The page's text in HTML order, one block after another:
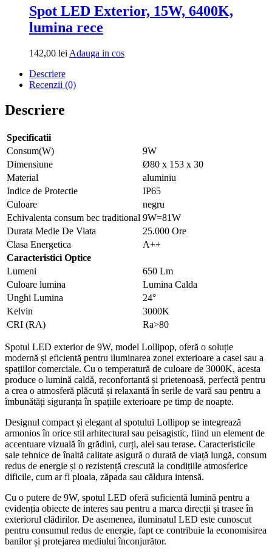
Spot LED Exterior, 15W, 6400K,
lumina rece
142,00 lei Adauga in cosAdauga
Descriere
Recenzii (0)
Descriere
Specificatii
Consum(W)
9W
Dimensiune
Ø80 x 153 x 30
Material
aluminiu
Indice de Protectie
IP65
Culoare
negru
Echivalenta consum bec traditional 9W=81W
Durata Medie De Viata
25.000 Ore
Clasa Energetica
A++
Caracteristici Optice
Lumeni
650 Lm
Culoare lumina
Lumina Calda
Unghi Lumina
24°
Kelvin
3000K
CRI (RA)
Ra>80
Spotul LED exterior de 9W, model Lollipop, oferă o soluție
modernă și eficientă pentru iluminarea zonei exterioare a casei sau a
spațiilor comerciale. Cu o temperatură de culoare de 3000K, acesta
produce o lumină caldă, reconfortantă și prietenoasă, perfectă pentru
a crea o atmosferă plăcută și relaxantă în serile de vară sau pentru a
îmbunătăți siguranța în spațiile exterioare pe timp de noapte.
Designul compact și elegant al spotului Lollipop se integrează
armonios în orice stil arhitectural sau peisagistic, fiind un element de
accentuare vizuală în grădini, curți, alei sau terase. Caracteristicile
sale tehnice de înaltă calitate asigură o durată de viață lungă, consum
redus de energie și o rezistență crescută la condițiile atmosferice
dificile, cum ar fi ploaia, zăpada sau căldura intensă.
Cu o putere de 9W, spotul LED oferă suficientă lumină pentru a
evidenția obiecte de interes sau pentru a marca direcții și trasee în
exteriorul clădirilor. De asemenea, iluminatul LED este cunoscut
pentru consumul redus de energie, fapt ce contribuie la economisirea
banilor și protejarea mediului înconjurător.